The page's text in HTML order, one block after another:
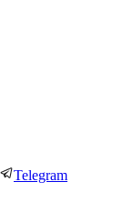
Telegram